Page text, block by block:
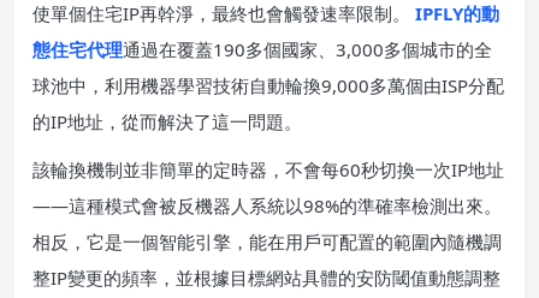
使單個住宅IP再幹淨，最終也會觸發速率限制。 IPFLY的動
態住宅代理通過在覆蓋190多個國家、3,000多個城市的全
球池中，利用機器學習技術自動輪換9,000多萬個由ISP分配
的IP地址，從而解決了這一問題。
該輪換機制並非簡單的定時器，不會每60秒切換一次IP地址
——這種模式會被反機器人系統以98%的準確率檢測出來。
相反，它是一個智能引擎，能在用戶可配置的範圍內隨機調
整IP變更的頻率，並根據目標網站具體的安防閾值動態調整